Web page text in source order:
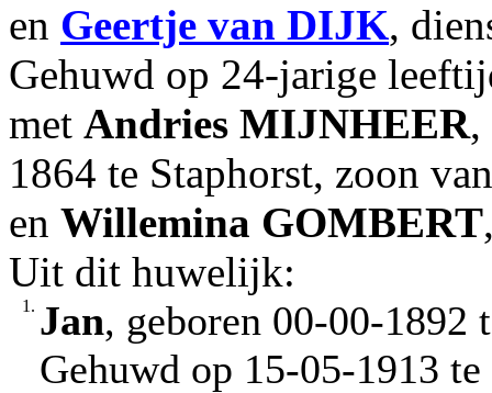
en Geertje van DIJK,
Gehuwd op 24-jarige
met Andries MIJNHEER,
1864 te Staphorst, zoon
en Willemina GOMBERT
Uit dit huwelijk:
1. Jan, geboren 00-00-1892
Gehuwd op 15-05-1913